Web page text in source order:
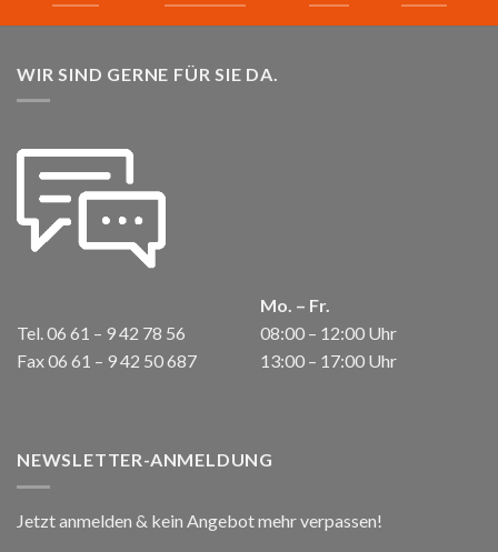
WIR SIND GERNE FÜR SIE DA.
Tel. 06 61 – 9 42 78 56
Fax 06 61 – 9 42 50 687
Mo. – Fr.
08:00 – 12:00 Uhr
13:00 – 17:00 Uhr
NEWSLETTER-ANMELDUNG
Jetzt anmelden & kein Angebot mehr verpassen!